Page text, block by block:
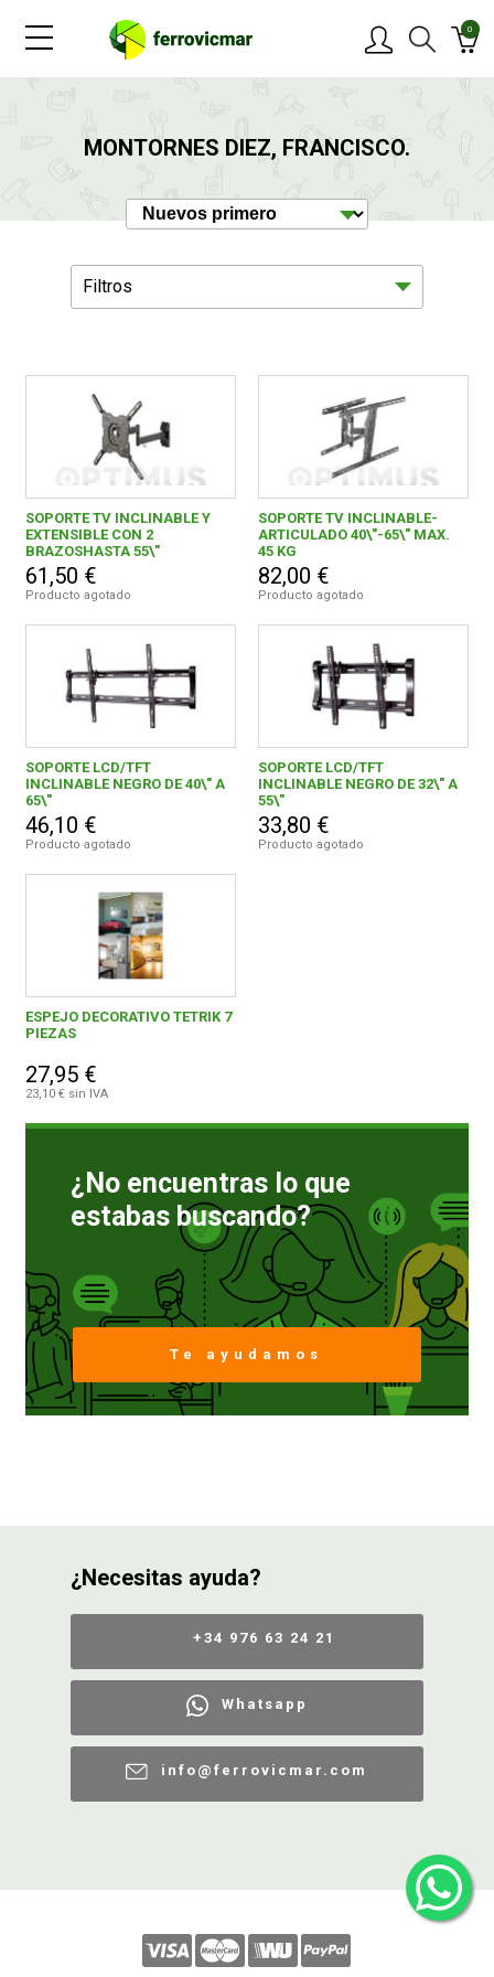
0
MONTORNES DIEZ, FRANCISCO.
Filtros
20,00 € - 29,99 € 1
30,00 € - 39,99 € 1
40,00 € - 49,99 € 1
60,00 € - 69,99 €
80,00 € y superior
5
SOPORTE TV INCLINABLE Y
EXTENSIBLE CON 2
BRAZOSHASTA 55\"
61,50 €
Producto agotado
SOPORTE TV INCLINABLE-
ARTICULADO 40\"-65\" MAX.
45 KG
82,00 €
Producto agotado
SOPORTE LCD/TFT
INCLINABLE NEGRO DE 40\" A
65\"
46,10 €
Producto agotado
SOPORTE LCD/TFT
INCLINABLE NEGRO DE 32\" A
55\"
33,80 €
Producto agotado
ESPEJO DECORATIVO TETRIK 7
PIEZAS
27,95 €
23,10 € sin IVA
¿No encuentras lo que
estabas buscando?
Te ayudamos
¿Necesitas ayuda?
+34 976 63 24 21
Whatsapp
info@ferrovicmar.com
OFERTAS
NOVEDADES
BLOG
CONTACTAR
FERROVICMAR
CATÁLOGOS
GUÍAS
ENVÍOS
DEVOLUCIONES
FORMAS DE PAGO